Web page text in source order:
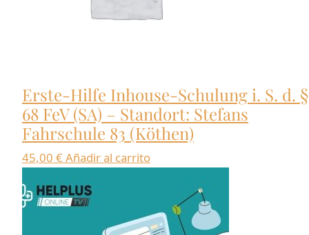
Erste-Hilfe Inhouse-Schulung i. S. d. §
68 FeV (SA) – Standort: Stefans
Fahrschule 83 (Köthen)
45,00 € Añadir al carrito